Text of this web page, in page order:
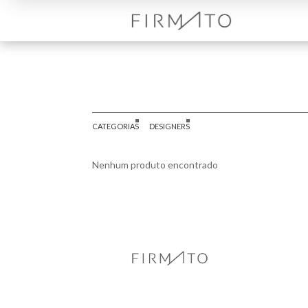
CATEGORIAS DESIGNERS
Nenhum produto encontrado